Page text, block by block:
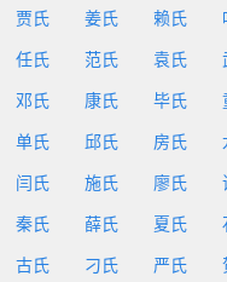
贾氏 姜氏 赖氏
任氏 范氏 袁氏
邓氏 康氏 毕氏
单氏 邱氏 房氏
闫氏 施氏 廖氏
秦氏 薛氏 夏氏
古氏 刁氏 严氏